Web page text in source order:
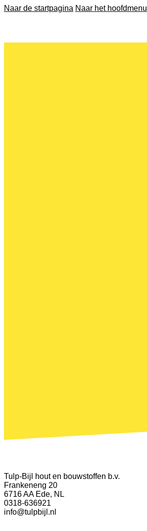
Naar de startpagina Naar het hoofdmenu
Tulp-Bijl hout en bouwstoffen b.v.
Frankeneng 20
6716 AA Ede, NL
0318-636921
info@tulpbijl.nl